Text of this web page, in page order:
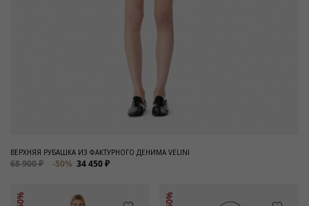
ВЕРХНЯЯ РУБАШКА ИЗ ФАКТУРНОГО ДЕНИМА VELINI
68 900 ₽ -50% 34 450 ₽